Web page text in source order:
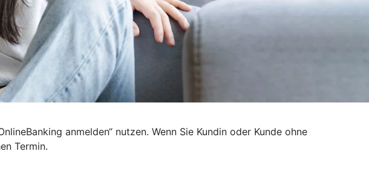
anmelden“ nutzen. Wenn Sie Kundin oder Kunde ohne
Termin.